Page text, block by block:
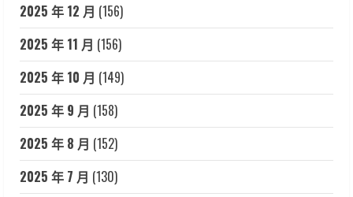
2025 年 12 月 (156)
2025 年 11 月 (156)
2025 年 10 月 (149)
2025 年 9 月 (158)
2025 年 8 月 (152)
2025 年 7 月 (130)